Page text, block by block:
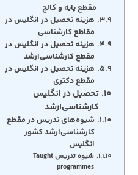
مقطع پایه و کالج
هزینه تحصیل در انگلیس در
مقاطع کارشناسی
هزینه تحصیل در انگلیس در
مقطع کارشناسی‌ارشد
هزینه تحصیل در انگلیس در
مقطع دکتری
تحصیل در انگلیس
کارشناسی‌ارشد
شیوه‌های تدریس در مقطع
کارشناسی‌ارشد کشور
انگلیس
شیوه تدریس Taught
programmes